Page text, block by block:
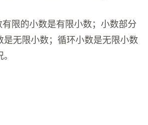
限的小数是有限小数；小数部分
是无限小数；循环小数是无限小数